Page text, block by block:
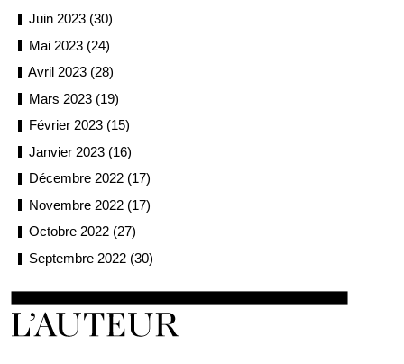
Juin 2023 (30)
Mai 2023 (24)
Avril 2023 (28)
Mars 2023 (19)
Février 2023 (15)
Janvier 2023 (16)
Décembre 2022 (17)
Novembre 2022 (17)
Octobre 2022 (27)
Septembre 2022 (30)